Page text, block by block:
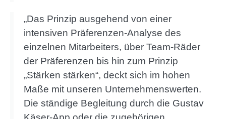
„Das Prinzip ausgehend von einer
intensiven Präferenzen-Analyse des
einzelnen Mitarbeiters, über Team-Räder
der Präferenzen bis hin zum Prinzip
„Stärken stärken“, deckt sich im hohen
Maße mit unseren Unternehmenswerten.
Die ständige Begleitung durch die Gustav